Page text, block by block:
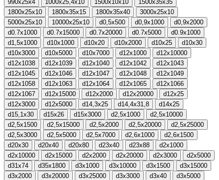
990x25x4
1000x25,4x10 1500x10x10
1500x35x35
1800x25x10
1800x35x15 1800x35x40
3000x25x10
5000x25x10
10000x25x10 d0,5x500 d0,9x1000
d0,9x2000
d0.7x1000
d0.7x15000 d0.7x20000 d0.7x5000
d0.9x1000
d1,5x1000
d10x1000 d10x20 d10x2000 d10x25
d10x30
d10x3000
d10x5000 d10x7000 d12x1000
d12x10000
d12x1038
d12x1039 d12x1040 d12x1042
d12x1043
d12x1045
d12x1046 d12x1047 d12x1048
d12x1049
d12x1058
d12x1063 d12x1064 d12x1065
d12x1066
d12x1067
d12x15000 d12x2000 d12x20000
d12x25
d12x3000
d12x5000 d14,3x25 d14,4x31,8
d14x25
d15,1x30
d15x26 d15x3000 d2,5x1000
d2,5x10000
d2,5x1500
d2,5x15000 d2,5x2000 d2,5x20000
d2,5x25000
d2,5x3000
d2,5x5000 d2,5x7000 d2,6x1000
d2,6x1500
d20x30
d20x40 d20x80 d23x40 d23x88
d2x1000
d2x10000
d2x15000 d2x2000 d2x20000 d2x3000
d2x5000
d31x74
d35x1800 d3x1000 d3x10000 d3x1500
d3x15000
d3x2000
d3x20000 d3x25000 d3x3000 d3x40
d3x5000